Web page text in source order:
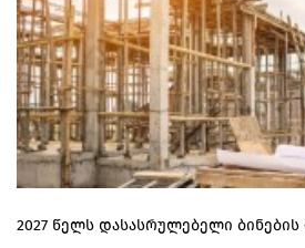
2027 წელს დასასრულებელი ბინების